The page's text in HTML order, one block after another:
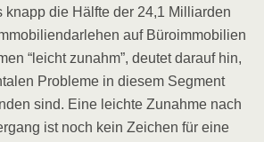
knapp die Hälf­te der 24,1 Mil­li­ar­den
auf Büro­im­mo­bi­li­en
“leicht zunahm”, deu­tet dar­auf hin,
Pro­ble­me in die­sem Seg­ment
sind. Eine leich­te Zunah­me nach
ist noch kein Zei­chen für eine